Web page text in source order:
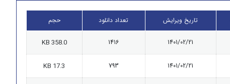
تاریخ ویرایش تعداد دانلود حجم
1401/02/21
1416
358.0 KB
1401/02/21
793
17.3 KB